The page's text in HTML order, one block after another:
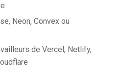
Neon, Convex ou
de Vercel, Netlify,